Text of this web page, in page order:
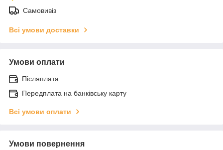
Самовивіз
Всі умови доставки
Умови оплати
Післяплата
Передплата на банківську карту
Всі умови оплати
Умови повернення